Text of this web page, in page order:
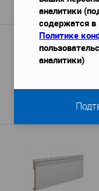
аналитики
содержатся в
Политике
аналитики)